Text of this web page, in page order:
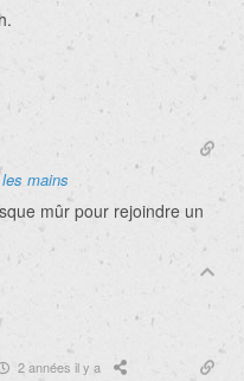
mains
mûr pour rejoindre un
2 années il y a